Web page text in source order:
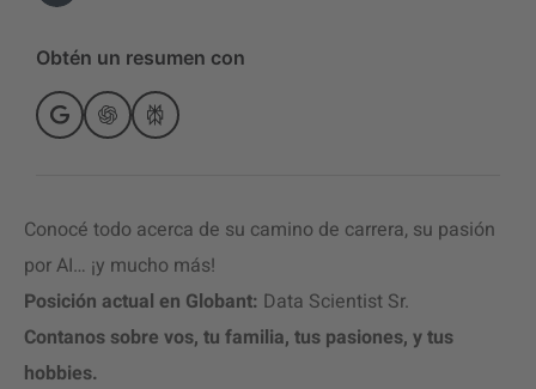
Obtén un resumen con
Conocé todo acerca de su camino de carrera, su pasión
por AI… ¡y mucho más!
Posición actual en Globant: Data Scientist Sr.
Contanos sobre vos, tu familia, tus pasiones, y tus
hobbies.